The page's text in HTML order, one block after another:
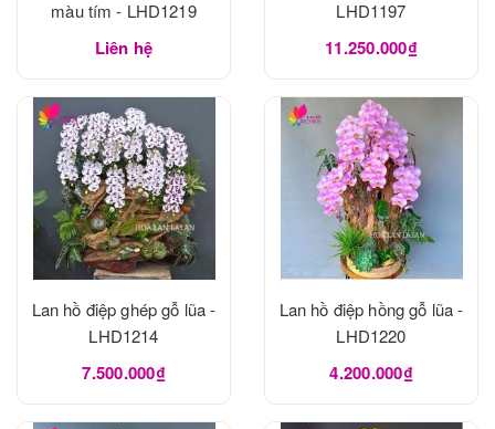
màu tím - LHD1219
Liên hệ
LHD1197
11.250.000₫
Lan hồ điệp ghép gỗ lũa -
LHD1214
7.500.000₫
Lan hồ điệp hồng gỗ lũa -
LHD1220
4.200.000₫